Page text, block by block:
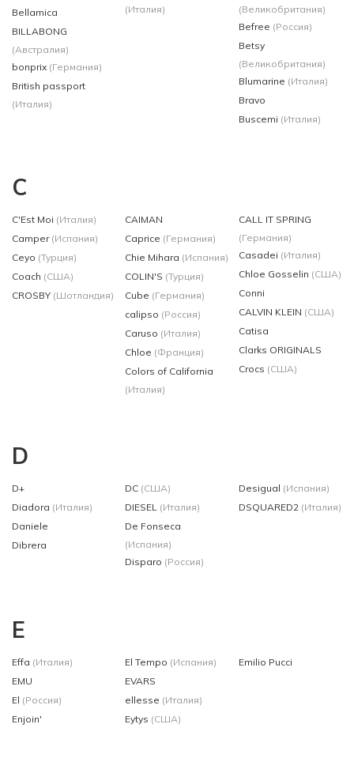
Bellamica
BILLABONG
(Австралия)
bonprix (Германия)
British passport
(Италия)
(Италия)
(Великобритания)
Befree (Россия)
Betsy
(Великобритания)
Blumarine (Италия)
Bravo
Buscemi (Италия)
C
C'Est Moi (Италия)
Camper (Испания)
Ceyo (Турция)
Coach (США)
CROSBY (Шотландия)
CAIMAN
Caprice (Германия)
Chie Mihara (Испания)
COLIN'S (Турция)
Cube (Германия)
calipso (Россия)
Caruso (Италия)
Chloe (Франция)
Colors of California
(Италия)
CALL IT SPRING
(Германия)
Casadei (Италия)
Chloe Gosselin (США)
Conni
CALVIN KLEIN (США)
Catisa
Clarks ORIGINALS
Crocs (США)
D
D+
Diadora (Италия)
Daniele
Dibrera
DC (США)
DIESEL (Италия)
De Fonseca
(Испания)
Disparo (Россия)
Desigual (Испания)
DSQUARED2 (Италия)
E
Effa (Италия)
EMU
El (Россия)
Enjoin'
El Tempo (Испания)
EVARS
ellesse (Италия)
Eytys (США)
Emilio Pucci